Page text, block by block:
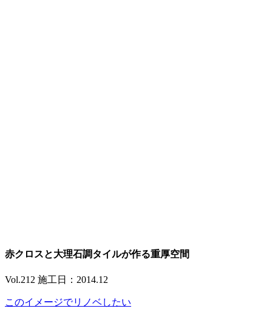
赤クロスと大理石調タイルが作る重厚空間
Vol.212 施工日：2014.12
このイメージでリノベしたい